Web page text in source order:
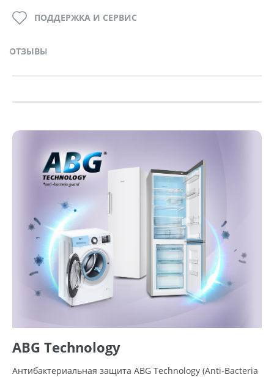
ОТЗЫВЫ
ПОДДЕРЖКА И СЕРВИС
ABG Technology
Антибактериальная защита ABG Technology (Anti-Bacteria